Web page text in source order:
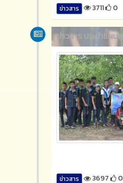
ข่าวสาร 3711 0
ข่าวสาร ประจำแผนก
ข่าวสาร 3697 0